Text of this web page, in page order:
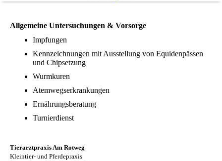
Allgemeine Untersuchungen & Vorsorge
Impfungen
Kennzeichnungen mit Ausstellung von Equidenpässen
und Chipsetzung
Wurmkuren
Atemwegserkrankungen
Ernährungsberatung
Turnierdienst
Tierarztpraxis Am Rotweg
Kleintier- und Pferdepraxis